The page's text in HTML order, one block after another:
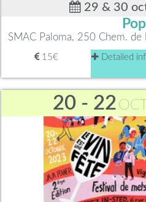
29 & 30
SMAC Paloma, 250 Chem.
15€ Detailed
20 - 22